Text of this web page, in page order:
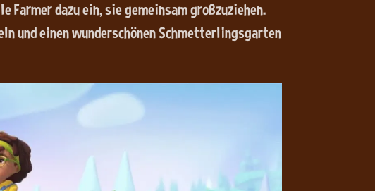
dazu ein, sie gemeinsam großzuziehen.
und einen wunderschönen Schmetterlingsgarten